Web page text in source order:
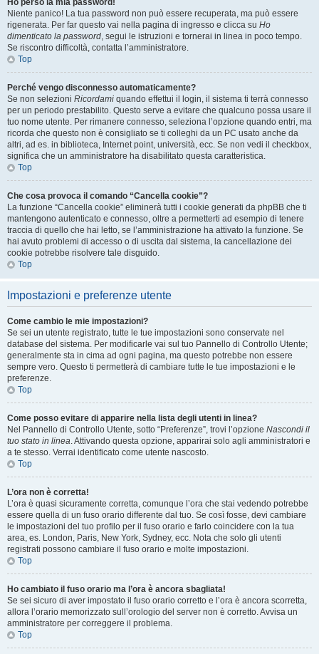
Ho perso la mia password!
Niente panico! La tua password non può essere recuperata, ma può essere
rigenerata. Per far questo vai nella pagina di ingresso e clicca su Ho
dimenticato la password, segui le istruzioni e tornerai in linea in poco tempo.
Se riscontro difficoltà, contatta l’amministratore.
Top
Perché vengo disconnesso automaticamente?
Se non selezioni Ricordami quando effettui il login, il sistema ti terrà connesso
per un periodo prestabilito. Questo serve a evitare che qualcuno possa usare il
tuo nome utente. Per rimanere connesso, seleziona l’opzione quando entri, ma
ricorda che questo non è consigliato se ti colleghi da un PC usato anche da
altri, ad es. in biblioteca, Internet point, università, ecc. Se non vedi il checkbox,
significa che un amministratore ha disabilitato questa caratteristica.
Top
Che cosa provoca il comando “Cancella cookie”?
La funzione “Cancella cookie” eliminerà tutti i cookie generati da phpBB che ti
mantengono autenticato e connesso, oltre a permetterti ad esempio di tenere
traccia di quello che hai letto, se l’amministrazione ha attivato la funzione. Se
hai avuto problemi di accesso o di uscita dal sistema, la cancellazione dei
cookie potrebbe risolvere tale disguido.
Top
Impostazioni e preferenze utente
Come cambio le mie impostazioni?
Se sei un utente registrato, tutte le tue impostazioni sono conservate nel
database del sistema. Per modificarle vai sul tuo Pannello di Controllo Utente;
generalmente sta in cima ad ogni pagina, ma questo potrebbe non essere
sempre vero. Questo ti permetterà di cambiare tutte le tue impostazioni e le
preferenze.
Top
Come posso evitare di apparire nella lista degli utenti in linea?
Nel Pannello di Controllo Utente, sotto “Preferenze”, trovi l’opzione Nascondi il
tuo stato in linea. Attivando questa opzione, apparirai solo agli amministratori e
a te stesso. Verrai identificato come utente nascosto.
Top
L’ora non è corretta!
L’ora è quasi sicuramente corretta, comunque l’ora che stai vedendo potrebbe
essere quella di un fuso orario differente dal tuo. Se così fosse, devi cambiare
le impostazioni del tuo profilo per il fuso orario e farlo coincidere con la tua
area, es. London, Paris, New York, Sydney, ecc. Nota che solo gli utenti
registrati possono cambiare il fuso orario e molte impostazioni.
Top
Ho cambiato il fuso orario ma l’ora è ancora sbagliata!
Se sei sicuro di aver impostato il fuso orario corretto e l’ora è ancora scorretta,
allora l’orario memorizzato sull’orologio del server non è corretto. Avvisa un
amministratore per correggere il problema.
Top